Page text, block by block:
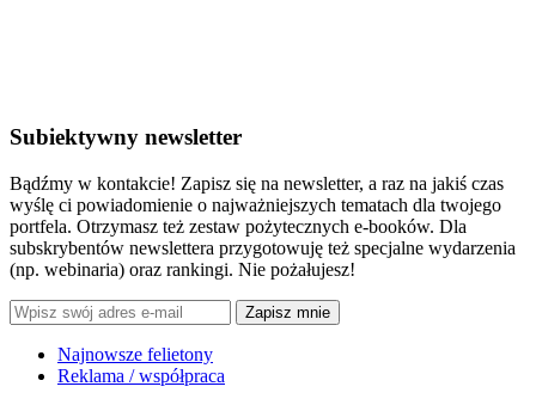
Subiektywny newsletter
Bądźmy w kontakcie! Zapisz się na newsletter, a raz na jakiś czas
wyślę ci powiadomienie o najważniejszych tematach dla twojego
portfela. Otrzymasz też zestaw pożytecznych e-booków. Dla
subskrybentów newslettera przygotowuję też specjalne wydarzenia
(np. webinaria) oraz rankingi. Nie pożałujesz!
Zapisz mnie
Najnowsze felietony
Reklama / współpraca